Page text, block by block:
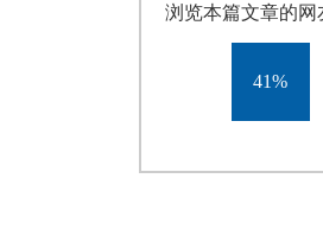
浏览本篇文章的网
41%